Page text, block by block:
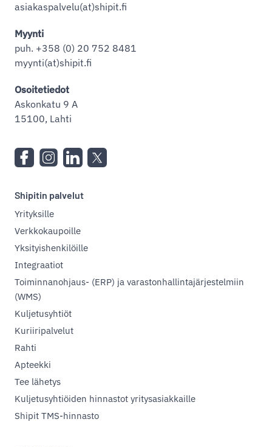
asiakaspalvelu(at)shipit.fi
Myynti
puh. +358 (0) 20 752 8481
myynti(at)shipit.fi
Osoitetiedot
Askonkatu 9 A
15100, Lahti
Shipitin palvelut
Yrityksille
Verkkokaupoille
Yksityishenkilöille
Integraatiot
Toiminnanohjaus- (ERP) ja varastonhallintajärjestelmiin
(WMS)
Kuljetusyhtiöt
Kuriiripalvelut
Rahti
Apteekki
Tee lähetys
Kuljetusyhtiöiden hinnastot yritysasiakkaille
Shipit TMS-hinnasto